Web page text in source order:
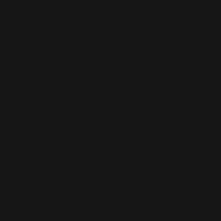
различаются, это обязательно нужно учитывать.
изделий?
Все ее компоненты должны быть тщательно
для отведения стоков значение имеет количество
которое ограничено. Высота может
150-180 мм. Перед тем, как приобретать трап,
работоспособность устройства,
ли его составляющие.
К примеру, для оснащения домашнего душа
от известного бренда – надежная и
магазин PSK. В каталоге представлены
Все интересующие вопросы можно
на сайте в любое удобное время. Товары